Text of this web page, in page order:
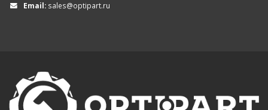
Email: sales@optipart.ru